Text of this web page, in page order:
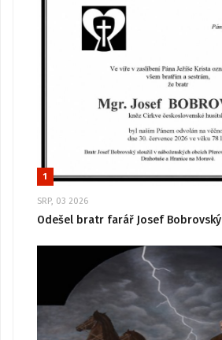
1
SRP, 03 2026
Odešel bratr farář Josef Bobrovský